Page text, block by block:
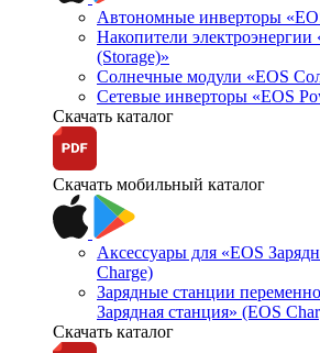
Автономные инверторы
Накопители
(Storage)»
Солнечные модули «EOS
Сетевые инверторы «EOS
Скачать каталог
Скачать мобильный каталог
Аксессуары для «EOS
Charge)
Зарядные станции
Зарядная станция» (EOS
Скачать каталог